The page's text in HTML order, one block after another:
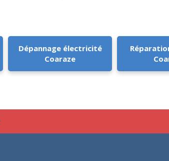
Dépannage électricité
Coaraze